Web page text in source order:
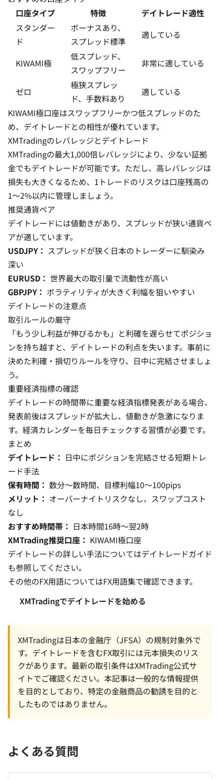
口座タイプ
特徴
デイトレード適性
スタンダー
ド
ボーナスあり、
スプレッド標準
適している
KIWAMI極
低スプレッド、
スワップフリー
非常に適している
ゼロ
極狭スプレッ
ド、手数料あり
適している
KIWAMI極口座はスワップフリーかつ低スプレッドのた
め、デイトレードとの相性が優れています。
XMTradingのレバレッジとデイトレード
XMTradingの最大1,000倍レバレッジにより、少ない証拠
金でもデイトレードが可能です。ただし、高レバレッジは
損失も大きくなるため、1トレードのリスクは口座残高の
1〜2%以内に管理しましょう。
推奨通貨ペア
デイトレードには値動きがあり、スプレッドが狭い通貨ペ
アが適しています。
USDJPY： スプレッドが狭く日本のトレーダーに馴染み
深い
EURUSD： 世界最大の取引量で流動性が高い
GBPJPY： ボラティリティが大きく利幅を狙いやすい
デイトレードの注意点
取引ルールの厳守
「もう少し利益が伸びるかも」と利確を遅らせてポジショ
ンを持ち越すと、デイトレードの利点を失います。事前に
決めた利確・損切りルールを守り、日中に完結させましょ
う。
重要経済指標の確認
デイトレードの時間帯に重要な経済指標発表がある場合、
発表前後はスプレッドが拡大し、値動きが急激になりま
す。経済カレンダーを毎日チェックする習慣が必要です。
まとめ
デイトレード： 日中にポジションを完結させる短期トレ
ード手法
保有時間： 数分〜数時間、目標利幅10〜100pips
メリット： オーバーナイトリスクなし、スワップコスト
なし
おすすめ時間帯： 日本時間16時〜翌2時
XMTrading推奨口座： KIWAMI極口座
デイトレードの詳しい手法についてはデイトレードガイド
も参照してください。
その他のFX用語についてはFX用語集で確認できます。
XMTradingでデイトレードを始める
XMTradingは日本の金融庁（JFSA）の規制対象外で
す。デイトレードを含むFX取引には元本損失のリス
クがあります。最新の取引条件はXMTrading公式サ
イトでご確認ください。本記事は一般的な情報提供
を目的としており、特定の金融商品の勧誘を目的と
したものではありません。
よくある質問